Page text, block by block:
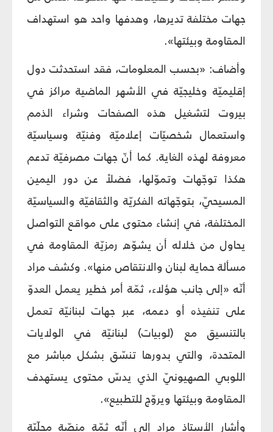
جهات مختلفة تديرها، وهدفها واحد هو استهداف
المقاومة وبيئتها».
وأضاف: «بحسب المعلومات، فقد استحدثت دول
إقليميّة وخليجيّة في الأشهر الماضية مراكز في
بيروت لتشغيل هذه الصفحات وشراء الذمم
واستعمال شخصيّات إعلاميّة وفنيّة وسياسيّة
معروفة لهذه الغاية. كما أنّ جهات مصرفيّة تدعم
هكذا توجّهات وتموّلها، فضلاً عن دور اليمين
المسيحيّ، بتوجّهاته الفكريّة والثقافيّة والسياسيّة
المختلفة، في إنشاء محتوى على مواقع التواصل
يحاول من خلاله أن يشوّه رمزيّة المقاومة في
مسألة حماية لبنان والانتقاص منها». وكشف مراد
أنّه «إلى جانب هؤلاء، ثمّة أمر خطير يعمل العدوّ
على تنفيذه أو دعمه، عبر جهات لبنانيّة تعمل
بالتنسيق مع (لوبيات) لبنانيّة في الولايات
المتحدة، والتي بدورها تنسّق بشكل مباشر مع
اللوبي الصهيونيّ الذي يدسّ محتوى يستهدف
المقاومة وبيئتها ويروّج للتطبيع».
وأشار الأستاذ مراد إلى أنّه ثمّة منصّة محلّيّة